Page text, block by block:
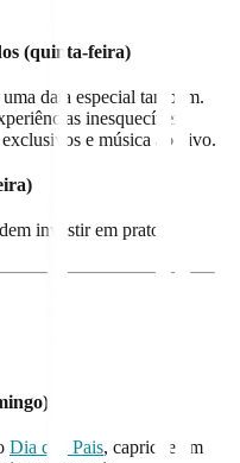
(quinta-feira)
data especial também.
inesquecíveis,
exclusivos e música ao vivo.
investir em pratos
Dia dos Pais, capriche em